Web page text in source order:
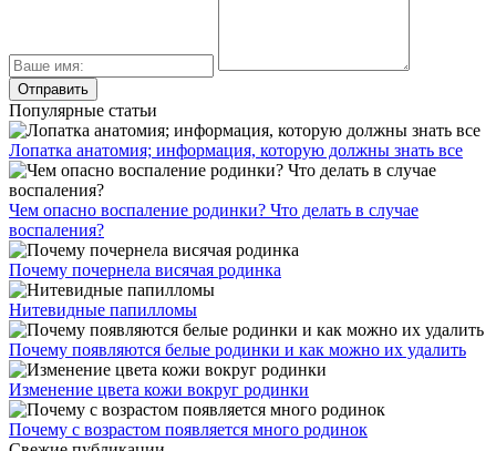
Популярные статьи
Лопатка анатомия; информация, которую должны знать все
Чем опасно воспаление родинки? Что делать в случае
воспаления?
Почему почернела висячая родинка
Нитевидные папилломы
Почему появляются белые родинки и как можно их удалить
Изменение цвета кожи вокруг родинки
Почему с возрастом появляется много родинок